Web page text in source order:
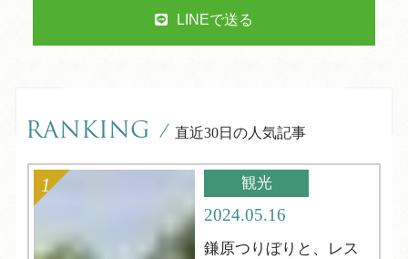
LINEで送る
RANKING / 直近30日の人気記事
観光
2024.05.16
鎌原つりぼりと、レス